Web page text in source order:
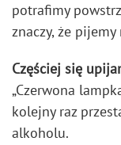
potrafimy
znaczy, że
Częściej się
„Czerwona
kolejny raz
alkoholu.